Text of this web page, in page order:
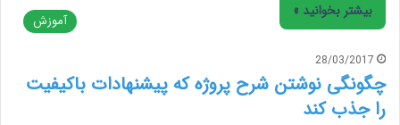
بیشتر بخوانید »
آموزش
28/03/2017
چگونگی نوشتن شرح پروژه که پیشنهادات باکیفیت
را جذب کند